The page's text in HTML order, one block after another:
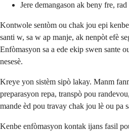
Jere demangason ak beny fre,
Kontwole sentòm ou chak jou epi
santi w, sa w ap manje, ak nenpòt efè
Enfòmasyon sa a ede ekip swen sante
nesesè.
Kreye yon sistèm sipò lakay. Manm
preparasyon repa, transpò pou
mande èd pou travay chak jou lè ou pa
Kenbe enfòmasyon kontak ijans fasil